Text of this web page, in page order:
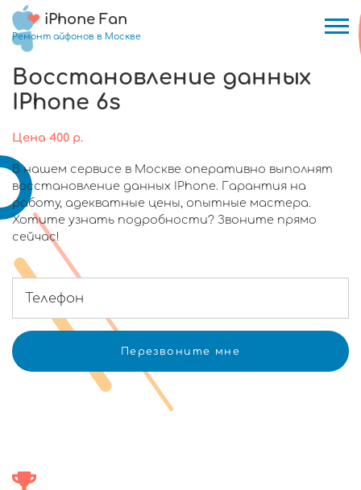
iPhone Fan
Ремонт айфонов в Москве
Восстановление данных
IPhone 6s
Цена 400 р.
В нашем сервисе в Москве оперативно выполнят
восстановление данных IPhone. Гарантия на
работу, адекватные цены, опытные мастера.
Хотите узнать подробности? Звоните прямо
сейчас!